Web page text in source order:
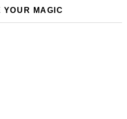
YOUR MAGIC